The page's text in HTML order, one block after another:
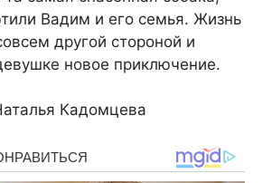
Вадим и его семья. Жизнь
другой стороной и
новое приключение.
Кадомцева